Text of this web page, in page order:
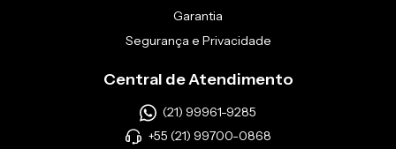
Garantia
Segurança e Privacidade
Central de Atendimento
(21) 99961-9285
+55 (21) 99700-0868